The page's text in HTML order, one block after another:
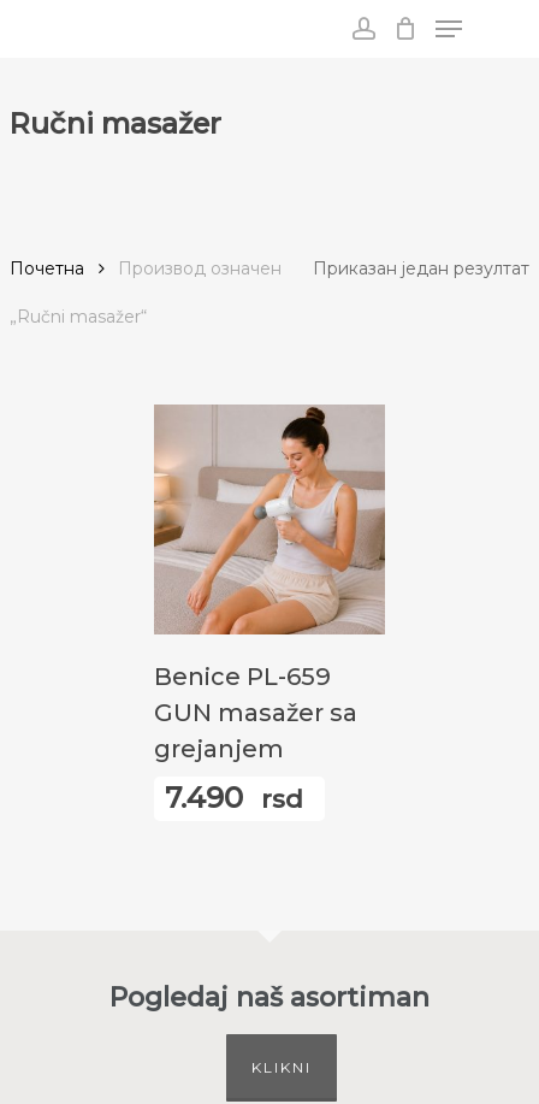
content
Menu
Ručni masažer
Приказан један резултат
Почетна Производ oзначен
„Ručni masažer“
Benice PL-659
GUN masažer sa
grejanjem
7.490 rsd
Pogledaj naš asortiman
KLIKNI